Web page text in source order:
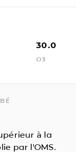
30.0
O3
à la
par l'OMS.